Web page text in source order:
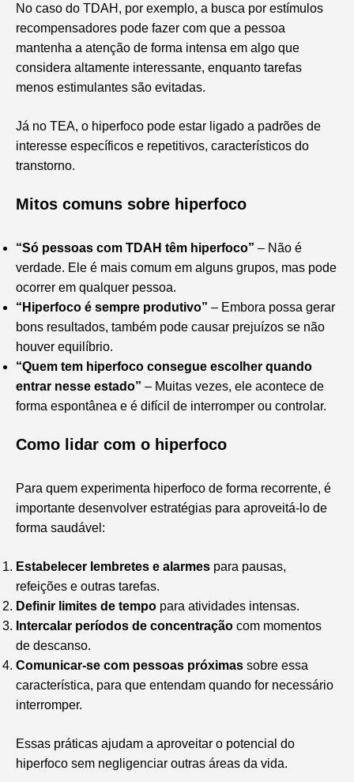
No caso do TDAH, por exemplo, a busca por estímulos
recompensadores pode fazer com que a pessoa
mantenha a atenção de forma intensa em algo que
considera altamente interessante, enquanto tarefas
menos estimulantes são evitadas.
Já no TEA, o hiperfoco pode estar ligado a padrões de
interesse específicos e repetitivos, característicos do
transtorno.
Mitos comuns sobre hiperfoco
“Só pessoas com TDAH têm hiperfoco” – Não é
verdade. Ele é mais comum em alguns grupos, mas pode
ocorrer em qualquer pessoa.
“Hiperfoco é sempre produtivo” – Embora possa gerar
bons resultados, também pode causar prejuízos se não
houver equilíbrio.
“Quem tem hiperfoco consegue escolher quando
entrar nesse estado” – Muitas vezes, ele acontece de
forma espontânea e é difícil de interromper ou controlar.
Como lidar com o hiperfoco
Para quem experimenta hiperfoco de forma recorrente, é
importante desenvolver estratégias para aproveitá-lo de
forma saudável:
Estabelecer lembretes e alarmes para pausas,
refeições e outras tarefas.
Definir limites de tempo para atividades intensas.
Intercalar períodos de concentração com momentos
de descanso.
Comunicar-se com pessoas próximas sobre essa
característica, para que entendam quando for necessário
interromper.
Essas práticas ajudam a aproveitar o potencial do
hiperfoco sem negligenciar outras áreas da vida.